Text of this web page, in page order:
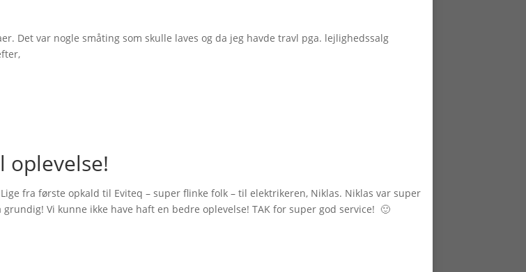
Det var nogle småting som skulle laves og da jeg havde travl pga. lejlighedssalg
oplevelse!
fra første opkald til Eviteq – super flinke folk – til elektrikeren, Niklas. Niklas var super
Vi kunne ikke have haft en bedre oplevelse! TAK for super god service! 🙂